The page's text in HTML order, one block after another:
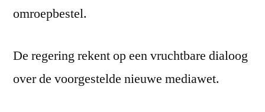
omroepbestel.
De regering rekent op een vruchtbare dialoog
over de voorgestelde nieuwe mediawet.